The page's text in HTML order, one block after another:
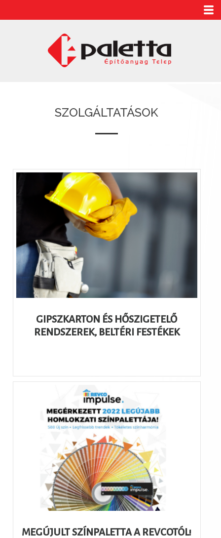
SZOLGÁLTATÁSOK
GIPSZKARTON ÉS HŐSZIGETELŐ
RENDSZEREK, BELTÉRI FESTÉKEK
MEGÚJULT SZÍNPALETTA A REVCOTÓL!